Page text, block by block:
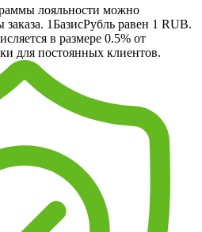
лояльности можно
1БазисРубль равен 1 RUB.
в размере 0.5% от
для постоянных клиентов.